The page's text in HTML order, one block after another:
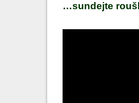
…sundejte